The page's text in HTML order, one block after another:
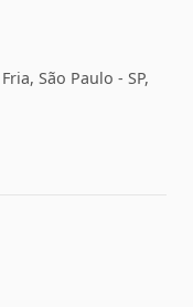
São Paulo - SP,